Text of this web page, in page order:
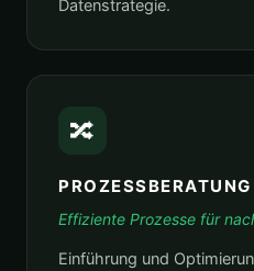
Datenstrategie.
🔀
PROZESSBERATUNG
Effiziente Prozesse für
Einführung und